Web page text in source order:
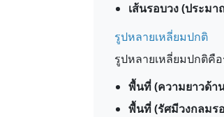
เส้นรอบวง (ประม
รูปหลายเหลี่ยมปกติ
รูปหลายเหลี่ยมปกติคื
พื้นที่ (ความยาวด้า
พื้นที่ (รัศมีวงกลมร